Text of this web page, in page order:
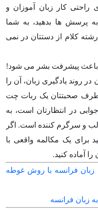
راحتی کار زبان آموزان و
به پرسش ها بدهید، به شما
کلام از دستتان در نمی
باعث پیشرفت بشر می شود!
روند یادگیری زبان، آن را
طرف صحبتتان یک ربات چت
در انتظارتان است، به
و سرگرم کننده است. اگر
برای یک مکالمه واقعی با
آماده کنید.
زبان فرانسه با روش غوطه
زبان فرانسه